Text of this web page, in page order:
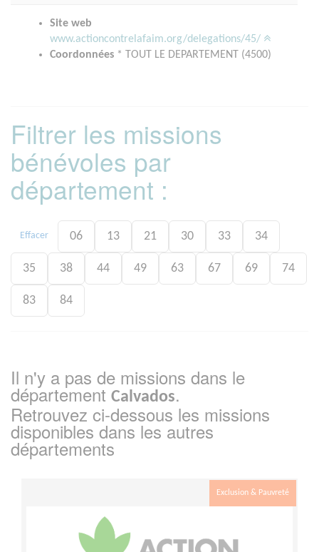
Site web
www.actioncontrelafaim.org/delegations/45/
Coordonnées * TOUT LE DEPARTEMENT (4500)
Filtrer les missions
bénévoles par
département :
Effacer 06 13 21 30 33 34
35 38 44 49 63 67 69 74
83 84
Il n'y a pas de missions dans le
département Calvados.
Retrouvez ci-dessous les missions
disponibles dans les autres
départements
Exclusion & Pauvreté